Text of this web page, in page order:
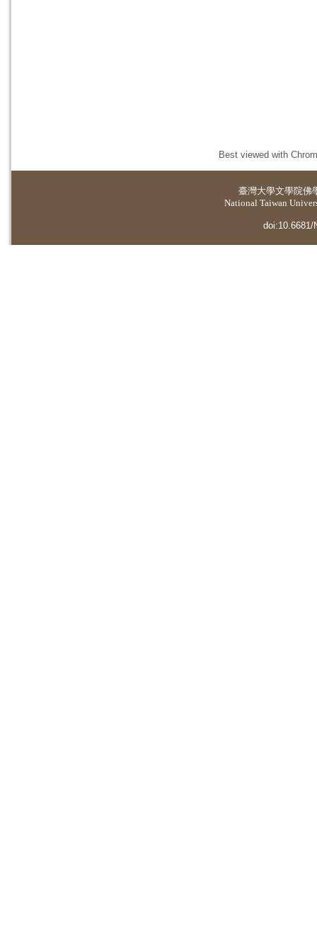
Best viewed with
臺灣大學文學院佛
National Taiwan
doi:10.6681/